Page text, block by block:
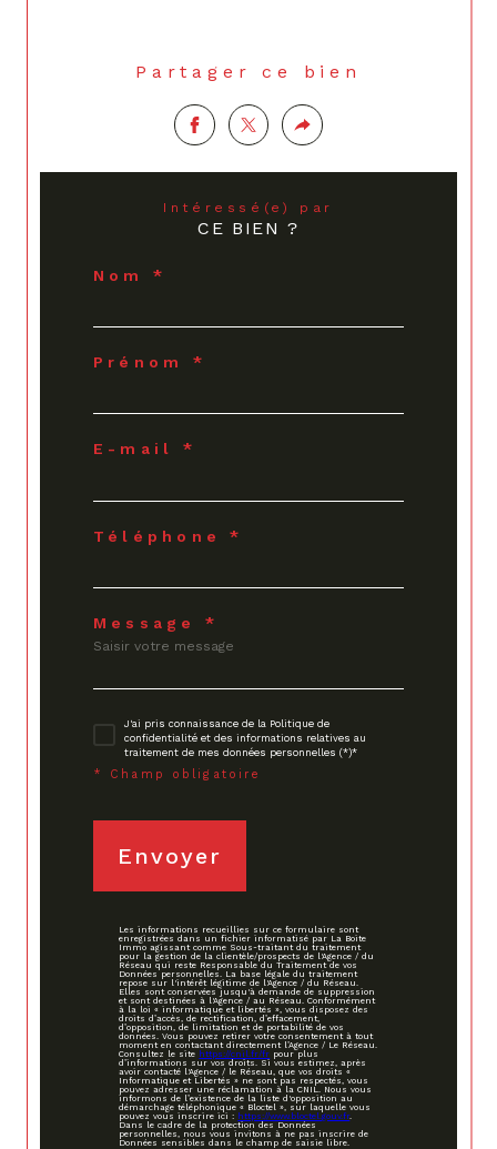
Partager ce bien
Intéressé(e) par
CE BIEN ?
Nom *
Prénom *
E-mail *
Téléphone *
Message *
J'ai pris connaissance de la Politique de
confidentialité et des informations relatives au
traitement de mes données personnelles (*)*
* Champ obligatoire
Envoyer
Les informations recueillies sur ce formulaire sont
enregistrées dans un fichier informatisé par La Boite
Immo agissant comme Sous-traitant du traitement
pour la gestion de la clientèle/prospects de l'Agence / du
Réseau qui reste Responsable du Traitement de vos
Données personnelles. La base légale du traitement
repose sur l'intérêt légitime de l'Agence / du Réseau.
Elles sont conservées jusqu'à demande de suppression
et sont destinées à l'Agence / au Réseau. Conformément
à la loi « informatique et libertés », vous disposez des
droits d’accès, de rectification, d’effacement,
d’opposition, de limitation et de portabilité de vos
données. Vous pouvez retirer votre consentement à tout
moment en contactant directement l’Agence / Le Réseau.
Consultez le site https://cnil.fr/fr pour plus
d’informations sur vos droits. Si vous estimez, après
avoir contacté l'Agence / le Réseau, que vos droits «
Informatique et Libertés » ne sont pas respectés, vous
pouvez adresser une réclamation à la CNIL. Nous vous
informons de l’existence de la liste d'opposition au
démarchage téléphonique « Bloctel », sur laquelle vous
pouvez vous inscrire ici : https://www.bloctel.gouv.fr.
Dans le cadre de la protection des Données
personnelles, nous vous invitons à ne pas inscrire de
Données sensibles dans le champ de saisie libre.